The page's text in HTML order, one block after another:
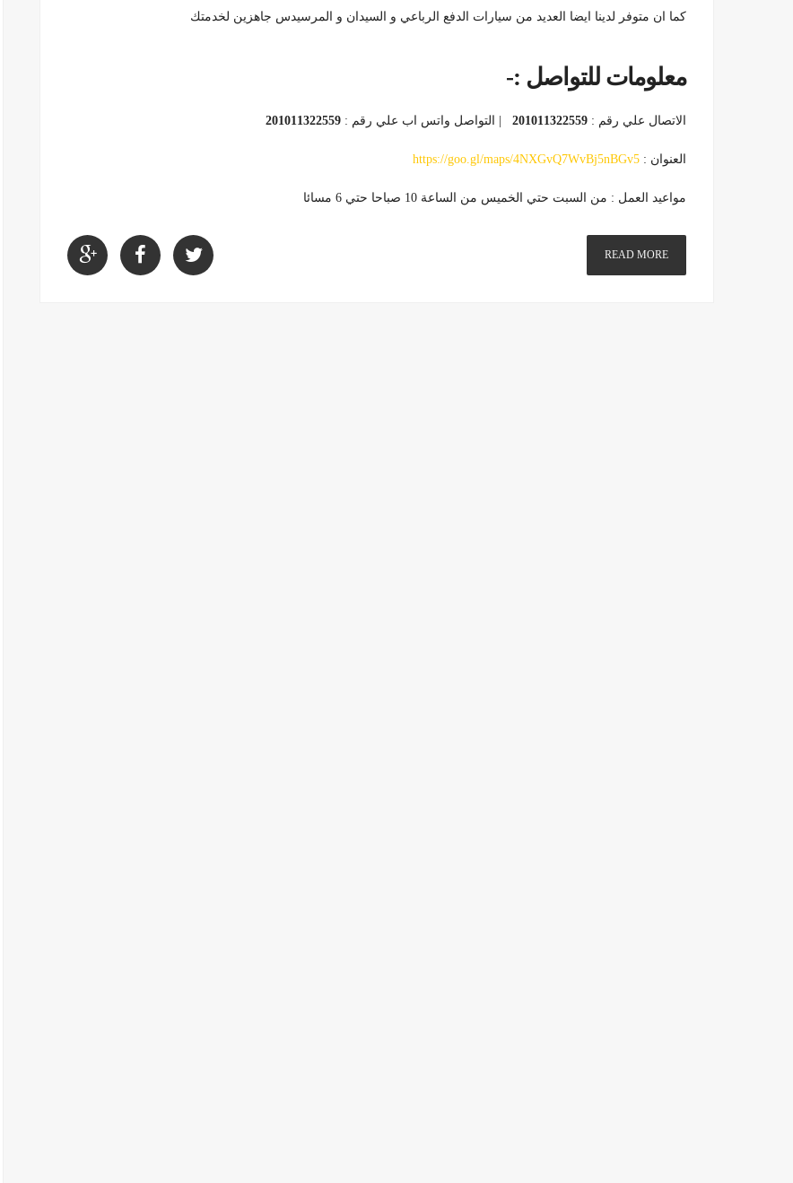
كما ان متوفر لدينا ايضا العديد من سيارات الدفع الرباعي و السيدان و المرسيدس جاهزين لخدمتك
معلومات للتواصل :-
الاتصال علي رقم : 201011322559 | التواصل واتس اب علي رقم : 201011322559
العنوان : https://goo.gl/maps/4NXGvQ7WvBj5nBGv5
مواعيد العمل : من السبت حتي الخميس من الساعة 10 صباحا حتي 6 مسائا
READ MORE